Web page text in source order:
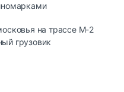
на трассе М-2
грузовик